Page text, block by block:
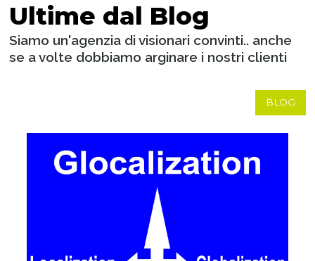
Ultime dal Blog
Siamo un'agenzia di visionari convinti.. anche
se a volte dobbiamo arginare i nostri clienti
BLOG